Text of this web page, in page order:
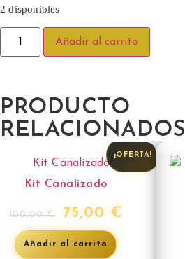
2 disponibles
Añadir al carrito
PRODUCTO
RELACIONADOS
¡OFERTA!
Kit Canalizado
100,00€ 75,00 €
Añadir al carrito